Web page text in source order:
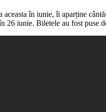
aceasta în iunie, îi aparține
26 iunie. Biletele au fost puse